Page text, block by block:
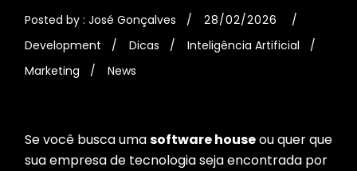
Posted by : José Gonçalves
28/02/2026
Development
Dicas
Inteligência Artificial
Marketing
News
Se você busca umasoftware houseou quer que
sua empresa de tecnologia seja encontrada por